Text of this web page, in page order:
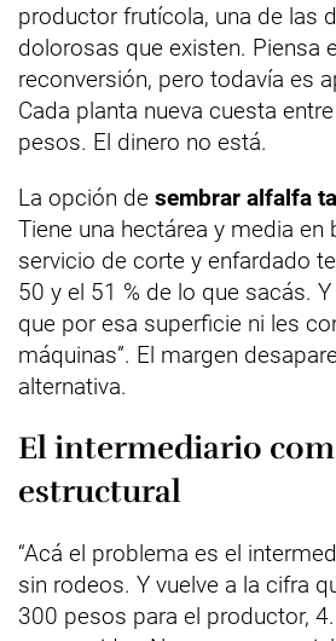
productor frutícola, una de las
dolorosas que existen. Piensa
reconversión, pero todavía es
Cada planta nueva cuesta
pesos. El dinero no está.
La opción de sembrar alfalfa
Tiene una hectárea y media en
servicio de corte y enfardado
50 y el 51 % de lo que sacás.
que por esa superficie ni les
máquinas”. El margen
alternativa.
El intermediario
estructural
“Acá el problema es el
sin rodeos. Y vuelve a la cifra
300 pesos para el productor,